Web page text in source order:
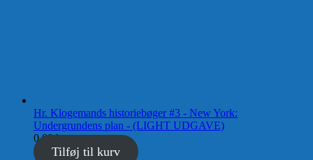
Hr. Klogemands historiebøger #3 - New York:
Undergrundens plan - (LIGHT UDGAVE)
0,00kr.
Tilføj til kurv